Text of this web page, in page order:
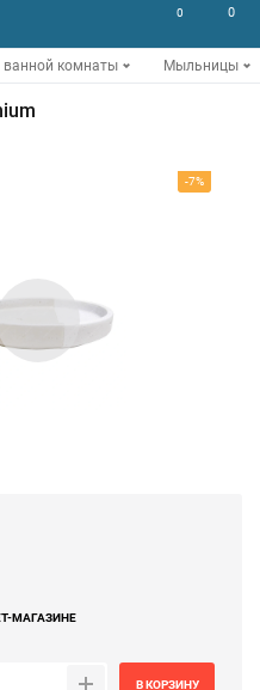
0 0
ванной комнаты Мыльницы
-7%
МАГАЗИНЕ
В КОРЗИНУ